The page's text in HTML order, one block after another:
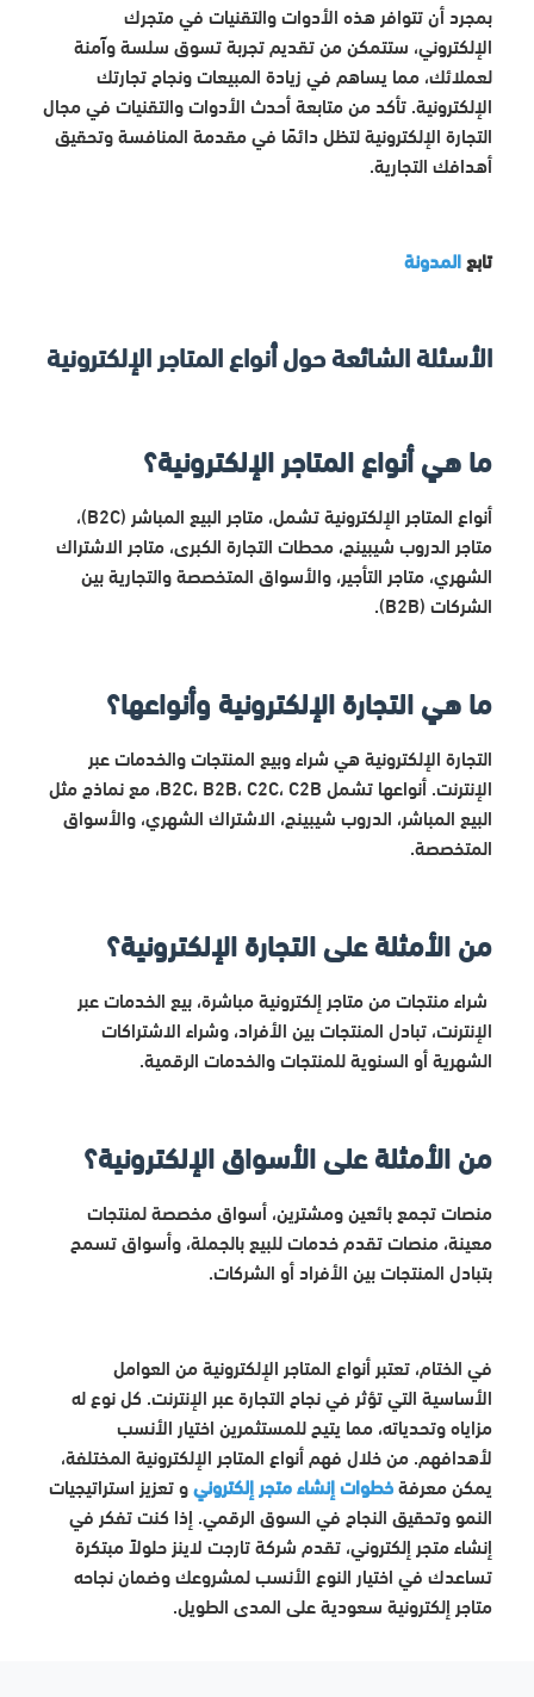
بمجرد أن تتوافر هذه الأدوات والتقنيات في متجرك
الإلكتروني، ستتمكن من تقديم تجربة تسوق سلسة وآمنة
لعملائك، مما يساهم في زيادة المبيعات ونجاح تجارتك
الإلكترونية. تأكد من متابعة أحدث الأدوات والتقنيات في مجال
التجارة الإلكترونية لتظل دائمًا في مقدمة المنافسة وتحقيق
أهدافك التجارية.
تابع المدونة
الأسئلة الشائعة حول أنواع المتاجر الإلكترونية
ما هي أنواع المتاجر الإلكترونية؟
أنواع المتاجر الإلكترونية تشمل، متاجر البيع المباشر (B2C)،
متاجر الدروب شيبينج، محطات التجارة الكبرى، متاجر الاشتراك
الشهري، متاجر التأجير، والأسواق المتخصصة والتجارية بين
الشركات (B2B).
ما هي التجارة الإلكترونية وأنواعها؟
التجارة الإلكترونية هي شراء وبيع المنتجات والخدمات عبر
الإنترنت. أنواعها تشمل B2C، B2B، C2C، C2B، مع نماذج مثل
البيع المباشر، الدروب شيبينج، الاشتراك الشهري، والأسواق
المتخصصة.
من الأمثلة على التجارة الإلكترونية؟
شراء منتجات من متاجر إلكترونية مباشرة، بيع الخدمات عبر
الإنترنت، تبادل المنتجات بين الأفراد، وشراء الاشتراكات
الشهرية أو السنوية للمنتجات والخدمات الرقمية.
من الأمثلة على الأسواق الإلكترونية؟
منصات تجمع بائعين ومشترين، أسواق مخصصة لمنتجات
معينة، منصات تقدم خدمات للبيع بالجملة، وأسواق تسمح
بتبادل المنتجات بين الأفراد أو الشركات.
في الختام، تعتبر أنواع المتاجر الإلكترونية من العوامل
الأساسية التيتؤثر في نجاح التجارة عبر الإنترنت. كل نوع له
مزاياه وتحدياته، مما يتيح للمستثمرين اختيار الأنسب
لأهدافهم. من خلال فهم أنواع المتاجر الإلكترونية المختلفة،
يمكن معرفةخطوات إنشاء متجر إلكترونيو تعزيز استراتيجيات
النمو وتحقيق النجاح في السوق الرقمي. إذا كنت تفكر في
إنشاء متجر إلكتروني، تقدم شركة تارجت لاينز حلولاً مبتكرة
تساعدك في اختيار النوع الأنسب لمشروعك وضمان نجاحه
متاجر إلكترونية سعودية على المدى الطويل.